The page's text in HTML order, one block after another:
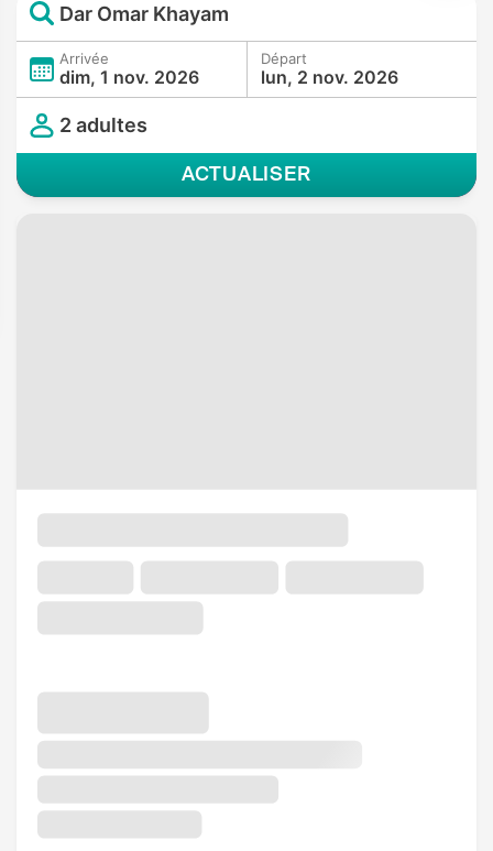
Dar Omar Khayam
Arrivée
dim, 1 nov. 2026
Départ
lun, 2 nov. 2026
2 adultes
ACTUALISER